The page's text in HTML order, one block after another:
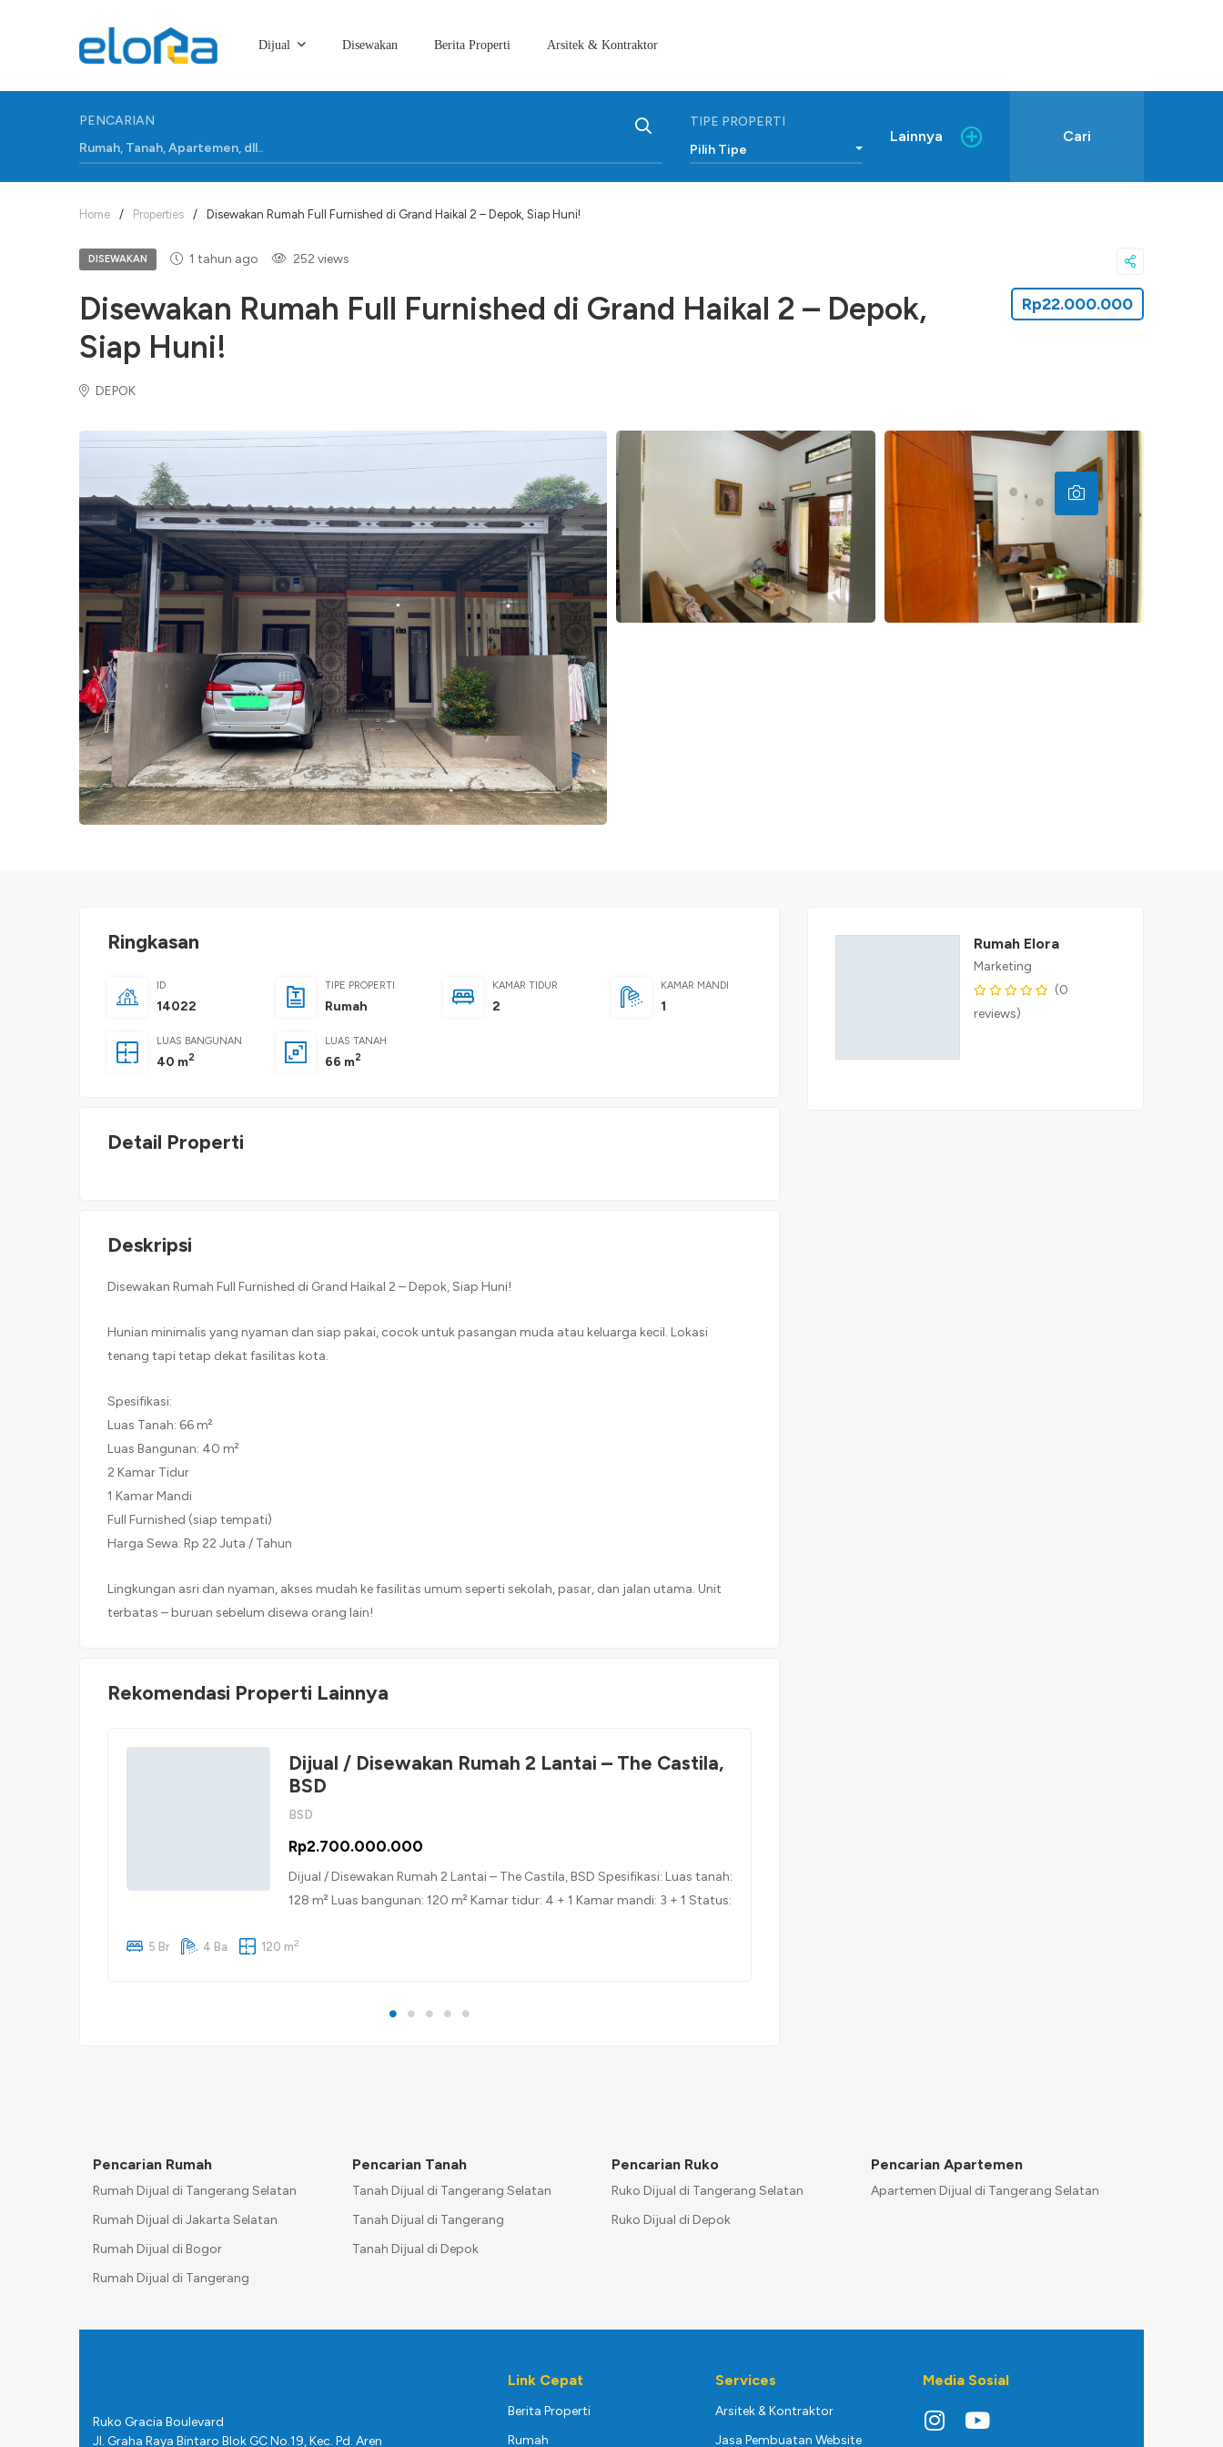
Dijual Disewakan Berita Properti Arsitek & Kontraktor
PENCARIAN
TIPE PROPERTI
Pilih Tipe
Lainnya Cari
Home / Properties / Disewakan Rumah Full Furnished di Grand Haikal 2 – Depok, Siap Huni!
DISEWAKAN 1 tahun ago 252 views
Disewakan Rumah Full Furnished di Grand Haikal 2 – Depok,
Siap Huni!
DEPOK
Rp22.000.000
Ringkasan
ID
14022
TIPE PROPERTI
Rumah
KAMAR TIDUR
2
KAMAR MANDI
1
LUAS BANGUNAN
40 m2
LUAS TANAH
66 m2
Detail Properti
Deskripsi
Disewakan Rumah Full Furnished di Grand Haikal 2 – Depok, Siap Huni!
Hunian minimalis yang nyaman dan siap pakai, cocok untuk pasangan muda atau keluarga kecil. Lokasi
tenang tapi tetap dekat fasilitas kota.
Spesifikasi:
Luas Tanah: 66 m²
Luas Bangunan: 40 m²
2 Kamar Tidur
1 Kamar Mandi
Full Furnished (siap tempati)
Harga Sewa: Rp 22 Juta / Tahun
Lingkungan asri dan nyaman, akses mudah ke fasilitas umum seperti sekolah, pasar, dan jalan utama. Unit
terbatas – buruan sebelum disewa orang lain!
Rekomendasi Properti Lainnya
Dijual / Disewakan Rumah 2 Lantai – The Castila,
BSD
BSD
Rp2.700.000.000
Dijual / Disewakan Rumah 2 Lantai – The Castila, BSD Spesifikasi: Luas tanah:
128 m² Luas bangunan: 120 m² Kamar tidur: 4 + 1 Kamar mandi: 3 + 1 Status:
panel Kitchen set Semi furnished Dapur kotor & dapur bersih Area luar:
5 Br 4 Ba 120 m2
Rumah Elora
Marketing
(0
reviews)
Pencarian Rumah
Rumah Dijual di Tangerang Selatan
Rumah Dijual di Jakarta Selatan
Rumah Dijual di Bogor
Rumah Dijual di Tangerang
Pencarian Tanah
Tanah Dijual di Tangerang Selatan
Tanah Dijual di Tangerang
Tanah Dijual di Depok
Pencarian Ruko
Ruko Dijual di Tangerang Selatan
Ruko Dijual di Depok
Pencarian Apartemen
Apartemen Dijual di Tangerang Selatan
Ruko Gracia Boulevard
Jl. Graha Raya Bintaro Blok GC No.19, Kec. Pd. Aren
Link Cepat
Berita Properti
Rumah
Services
Arsitek & Kontraktor
Jasa Pembuatan Website
Media Sosial